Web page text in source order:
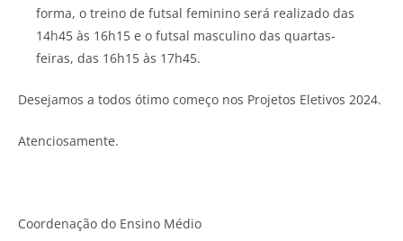
forma, o treino de futsal feminino será realizado das
14h45 às 16h15 e o futsal masculino das quartas-
feiras, das 16h15 às 17h45.
Desejamos a todos ótimo começo nos Projetos Eletivos 2024.
Atenciosamente.
Coordenação do Ensino Médio